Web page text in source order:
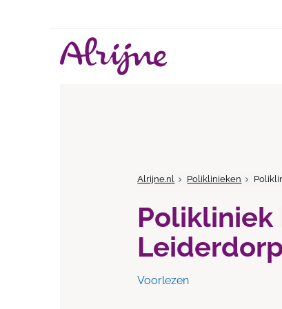
Alrijne.nl Poliklinieken
Voorlezen